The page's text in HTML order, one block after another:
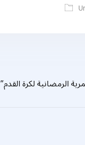
الرمضانية لكرة القدم”